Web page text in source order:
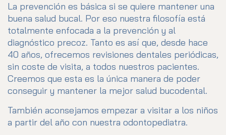
La prevención es básica si se quiere mantener una
buena salud bucal. Por eso nuestra filosofía está
totalmente enfocada a la prevención y al
diagnóstico precoz. Tanto es así que, desde hace
40 años, ofrecemos revisiones dentales periódicas,
sin coste de visita, a todos nuestros pacientes.
Creemos que esta es la única manera de poder
conseguir y mantener la mejor salud bucodental.
También aconsejamos empezar a visitar a los niños
a partir del año con nuestra odontopediatra.